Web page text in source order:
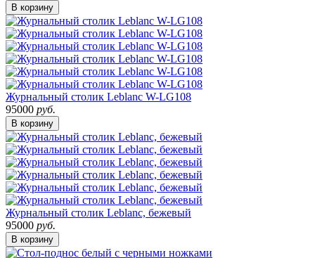
В корзину
Журнальный столик Leblanc W-LG108
95000 руб.
В корзину
Журнальный столик Leblanc, бежевый
95000 руб.
В корзину